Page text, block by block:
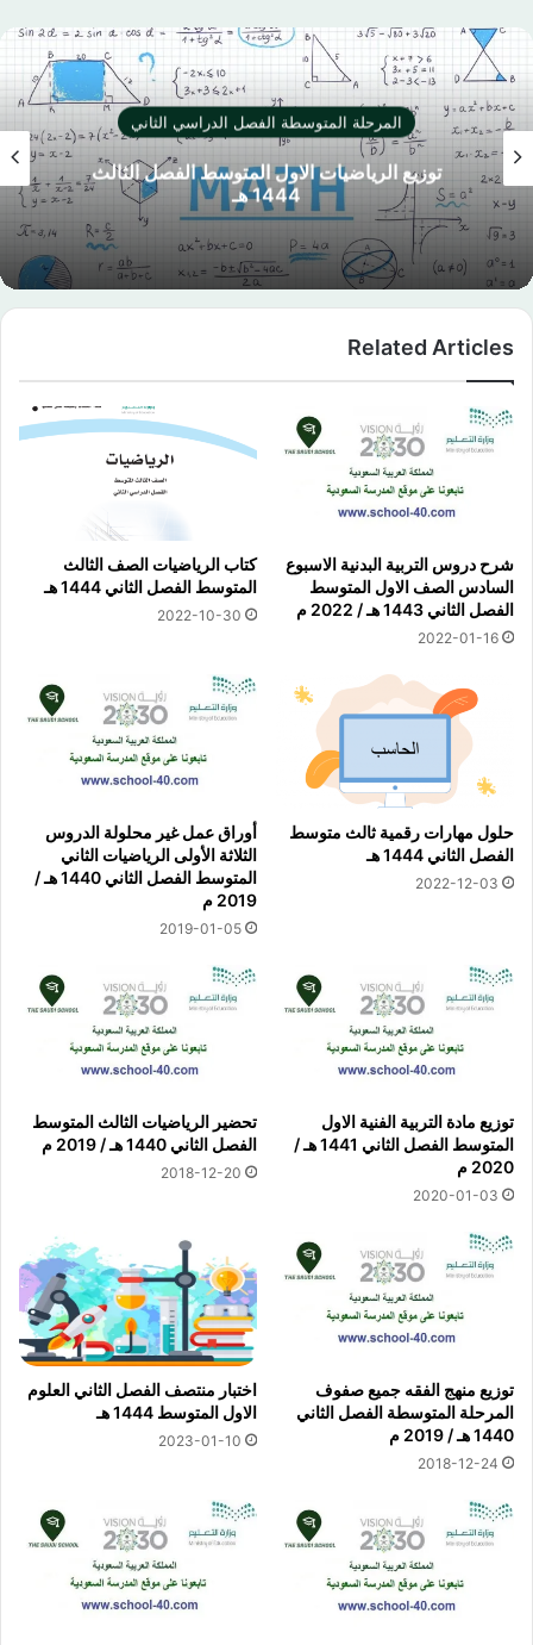
المرحلة المتوسطة الفصل الدراسي الثاني
اختبار نهائي المهارات الرقمية الثالث المتوسط
الفصل الثاني 1444 هـ
Related Articles
شرح دروس التربية البدنية الاسبوع
السادس الصف الاول المتوسط
الفصل الثاني 1443 هـ / 2022 م
2022-01-16
كتاب الرياضيات الصف الثالث
المتوسط الفصل الثاني 1444 هـ
2022-10-30
حلول مهارات رقمية ثالث متوسط
الفصل الثاني 1444 هـ
2022-12-03
أوراق عمل غير محلولة الدروس
الثلاثة الأولى الرياضيات الثاني
المتوسط الفصل الثاني 1440 هـ /
2019 م
2019-01-05
توزيع مادة التربية الفنية الاول
المتوسط الفصل الثاني 1441 هـ /
2020 م
2020-01-03
تحضير الرياضيات الثالث المتوسط
الفصل الثاني 1440 هـ / 2019 م
2018-12-20
توزيع منهج الفقه جميع صفوف
المرحلة المتوسطة الفصل الثاني
1440 هـ / 2019 م
2018-12-24
اختبار منتصف الفصل الثاني العلوم
الاول المتوسط 1444 هـ
2023-01-10